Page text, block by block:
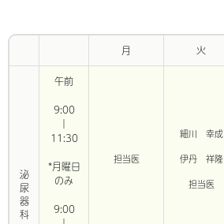
月 火
泌尿器科
午前
9:00
11:30
*月曜日
のみ
9:00
担当医
細川 幸成
伊丹 祥隆
担当医